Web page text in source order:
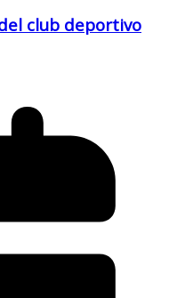
club deportivo